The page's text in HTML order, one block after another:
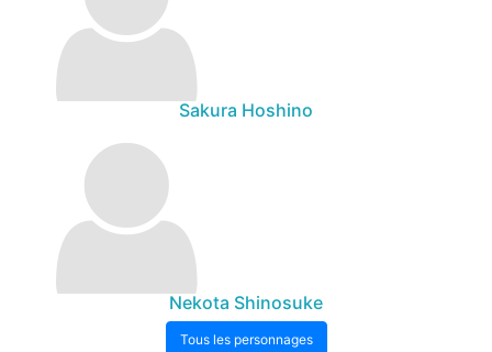
Sakura Hoshino
Nekota Shinosuke
Tous les personnages